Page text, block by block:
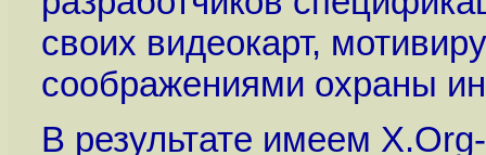
своих видеокарт,
соображениями охраны
В результате имеем